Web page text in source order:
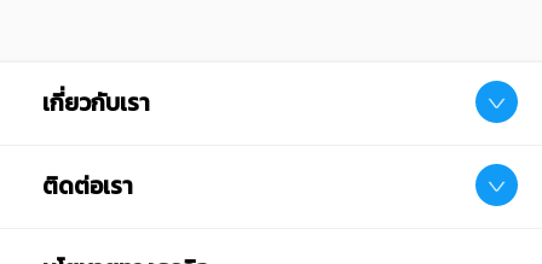
เกี่ยวกับเรา
ติดต่อเรา